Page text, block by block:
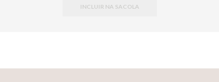
INCLUIR NA SACOLA